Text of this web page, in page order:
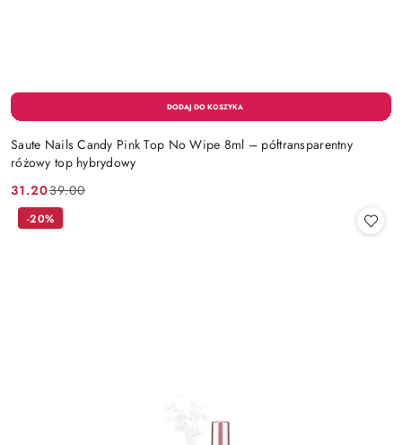
Saute Nails Candy Pink Top No Wipe 8ml – półtransparentny
różowy top hybrydowy
Cena
promocyjna:
31.20
Cena
przed
39.00
-20%